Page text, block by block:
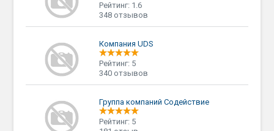
Рейтинг: 1.6
348 отзывов
Компания UDS
Рейтинг: 5
340 отзывов
Группа компаний Содействие
Рейтинг: 5